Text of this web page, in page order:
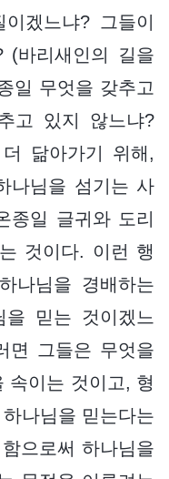
겠느냐? 그들이
(바리새인의 길을
일 무엇을 갖추고
고 있지 않느냐?
닮아가기 위해,
나님을 섬기는 사
종일 글귀와 도리
것이다. 이런 행
나님을 경배하는
을 믿는 것이겠느
면 그들은 무엇을
속이는 것이고, 형
나님을 믿는다는
으로써 하나님을